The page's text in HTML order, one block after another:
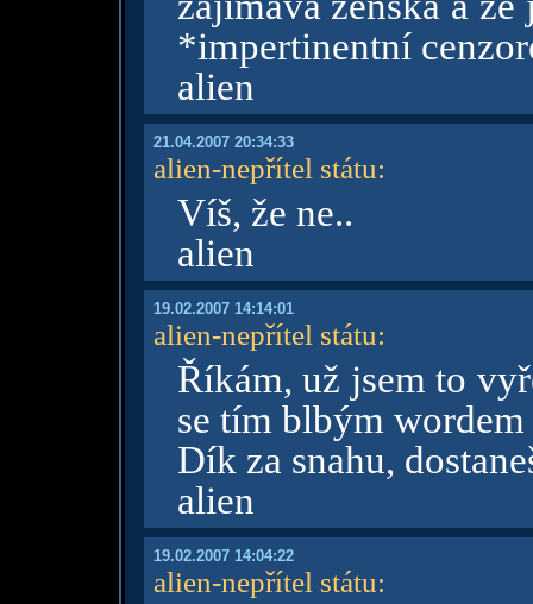
*impertinentní
alien
21.04.2007 20:34:33
alien-nepřítel státu:
Víš, že ne..
alien
19.02.2007 14:14:01
alien-nepřítel státu:
Říkám, už jsem to
se tím blbým
Dík za snahu,
alien
19.02.2007 14:04:22
alien-nepřítel státu: